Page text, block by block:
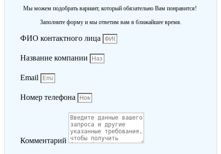
Мы можем подобрать вариант, который обязательно Вам понравится!
Заполните форму и мы ответим вам в ближайшее время.
ФИО контактного лица
Название компании
Email
Номер телефона
Комментарий